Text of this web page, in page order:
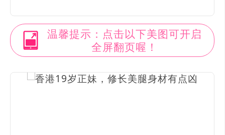
温馨提示：点击以下美图可开启
全屏翻页喔！